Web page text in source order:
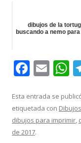
dibujos de la
buscando a nemo
F
e
b
o
E
ai
l s
Esta entrada se
etiquetada con
dibujos para imprimir,
de 2017.